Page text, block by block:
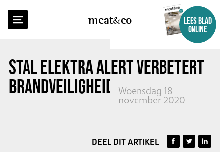
meatco
LEES BLAD
ONLINE
STAL ELEKTRA ALERT VERBETERT
BRANDVEILIGHEID IN STALLEN
Woensdag 18
november 2020
TERUG NAAR OVERZICHT
DEEL DIT ARTIKEL